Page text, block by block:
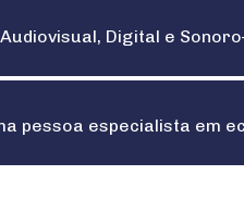
Digital e
pessoa especialista